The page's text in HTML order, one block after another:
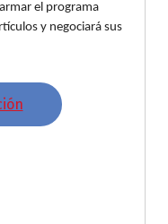
el programa
y negociará sus